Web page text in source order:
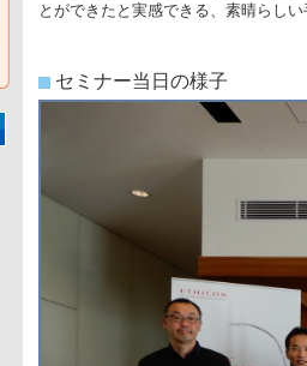
とができたと実感できる、素晴らし
セミナー当日の様子